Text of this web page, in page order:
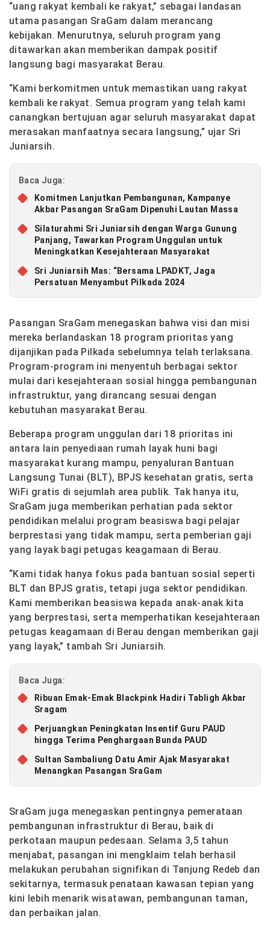
“uang rakyat kembali ke rakyat,” sebagai landasan
utama pasangan SraGam dalam merancang
kebijakan. Menurutnya, seluruh program yang
ditawarkan akan memberikan dampak positif
langsung bagi masyarakat Berau.
“Kami berkomitmen untuk memastikan uang rakyat
kembali ke rakyat. Semua program yang telah kami
canangkan bertujuan agar seluruh masyarakat dapat
merasakan manfaatnya secara langsung,” ujar Sri
Juniarsih.
Baca Juga:
Komitmen Lanjutkan Pembangunan, Kampanye
Akbar Pasangan SraGam Dipenuhi Lautan Massa
Silaturahmi Sri Juniarsih dengan Warga Gunung
Panjang, Tawarkan Program Unggulan untuk
Meningkatkan Kesejahteraan Masyarakat
Sri Juniarsih Mas: “Bersama LPADKT, Jaga
Persatuan Menyambut Pilkada 2024
Pasangan SraGam menegaskan bahwa visi dan misi
mereka berlandaskan 18 program prioritas yang
dijanjikan pada Pilkada sebelumnya telah terlaksana.
Program-program ini menyentuh berbagai sektor
mulai dari kesejahteraan sosial hingga pembangunan
infrastruktur, yang dirancang sesuai dengan
kebutuhan masyarakat Berau.
Beberapa program unggulan dari 18 prioritas ini
antara lain penyediaan rumah layak huni bagi
masyarakat kurang mampu, penyaluran Bantuan
Langsung Tunai (BLT), BPJS kesehatan gratis, serta
WiFi gratis di sejumlah area publik. Tak hanya itu,
SraGam juga memberikan perhatian pada sektor
pendidikan melalui program beasiswa bagi pelajar
berprestasi yang tidak mampu, serta pemberian gaji
yang layak bagi petugas keagamaan di Berau.
“Kami tidak hanya fokus pada bantuan sosial seperti
BLT dan BPJS gratis, tetapi juga sektor pendidikan.
Kami memberikan beasiswa kepada anak-anak kita
yang berprestasi, serta memperhatikan kesejahteraan
petugas keagamaan di Berau dengan memberikan gaji
yang layak,” tambah Sri Juniarsih.
Baca Juga:
Ribuan Emak-Emak Blackpink Hadiri Tabligh Akbar
Sragam
Perjuangkan Peningkatan Insentif Guru PAUD
hingga Terima Penghargaan Bunda PAUD
Sultan Sambaliung Datu Amir Ajak Masyarakat
Menangkan Pasangan SraGam
SraGam juga menegaskan pentingnya pemerataan
pembangunan infrastruktur di Berau, baik di
perkotaan maupun pedesaan. Selama 3,5 tahun
menjabat, pasangan ini mengklaim telah berhasil
melakukan perubahan signifikan di Tanjung Redeb dan
sekitarnya, termasuk penataan kawasan tepian yang
kini lebih menarik wisatawan, pembangunan taman,
dan perbaikan jalan.